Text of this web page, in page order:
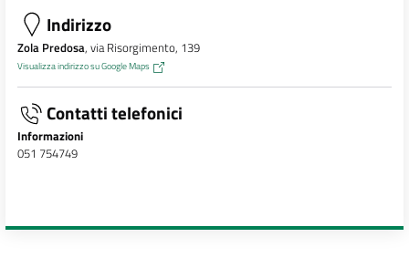
Indirizzo
Zola Predosa, via Risorgimento, 139
Visualizza indirizzo su Google Maps
Contatti telefonici
Informazioni
051 754749